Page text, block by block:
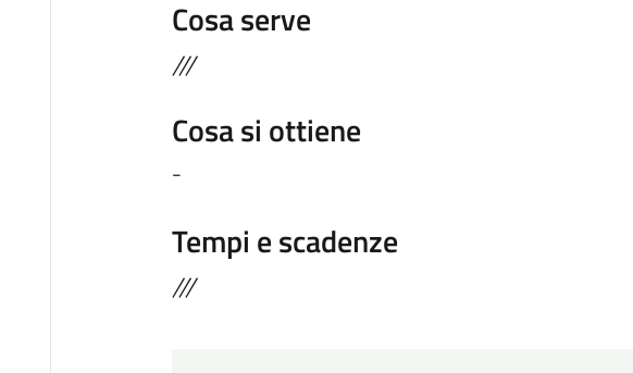
Cosa serve
///
Cosa si ottiene
-
Tempi e scadenze
///